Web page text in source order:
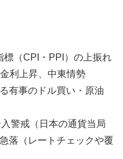
標（CPI・PPI）の上振れ
利上昇、中東情勢
有事のドル買い・原油
警戒（日本の通貨当局
落（レートチェックや覆